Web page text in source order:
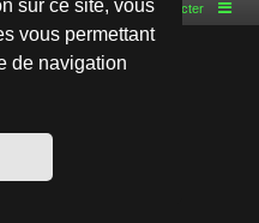
sur ce site, vous
vous permettant
de navigation
Nous contacter
Software © phpBB Limited